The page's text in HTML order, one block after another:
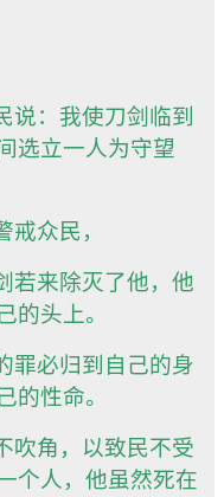
说：我使刀剑临到
选立一人为守望
众民，
若来除灭了他，他
的头上。
罪必归到自己的身
的性命。
吹角，以致民不受
个人，他虽然死在